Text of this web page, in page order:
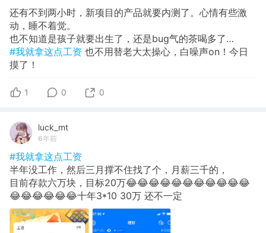
还有不到两小时，新项目的产品就要内测了。心情有些激
动，睡不着觉。
也不知道是孩子就要出生了，还是bug气的茶喝多了…
#我就拿这点工资 也不用替老大太操心，白噪声on！今日
摸了！
1 0 0
luck_mt
6年前
#我就拿这点工资
半年没工作，然后三月撑不住找了个，月薪三千的，
目前存款六万块，目标20万😂😂😂😂😂😂😂😂😂😂😂
😂😂😂😂😂😂十年3*10 30万 还不一定